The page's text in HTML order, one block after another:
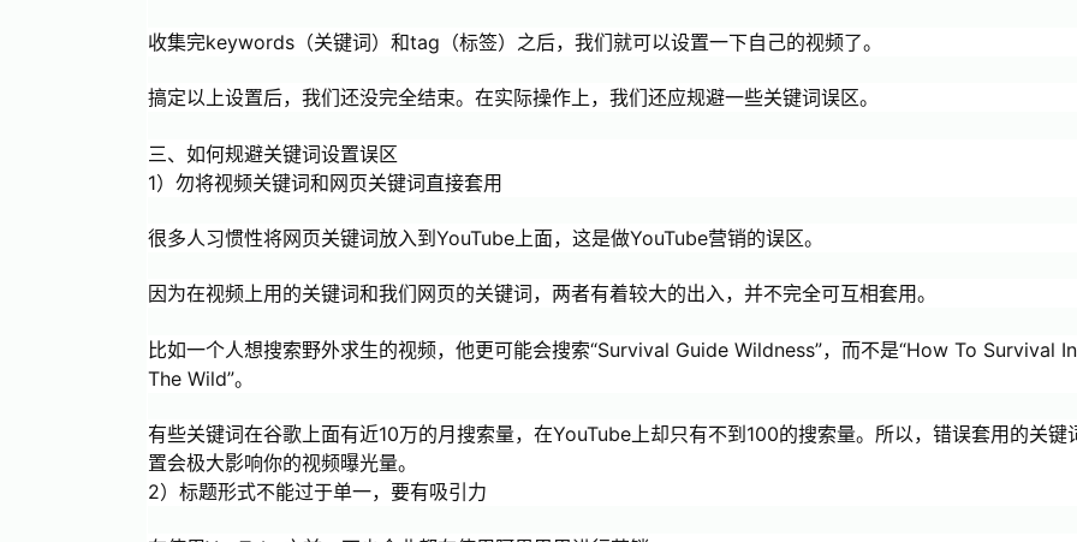
收集完keywords（关键词）和tag（标签）之后，我们就可以设置一下自己的视频了。
搞定以上设置后，我们还没完全结束。在实际操作上，我们还应规避一些关键词误区。
三、如何规避关键词设置误区
1）勿将视频关键词和网页关键词直接套用
很多人习惯性将网页关键词放入到YouTube上面，这是做YouTube营销的误区。
因为在视频上用的关键词和我们网页的关键词，两者有着较大的出入，并不完全可互相套用。
比如一个人想搜索野外求生的视频，他更可能会搜索“Survival Guide Wildness”，而不是“How To Survival In
The Wild”。
有些关键词在谷歌上面有近10万的月搜索量，在YouTube上却只有不到100的搜索量。所以，错误套用的关键
置会极大影响你的视频曝光量。
2）标题形式不能过于单一，要有吸引力